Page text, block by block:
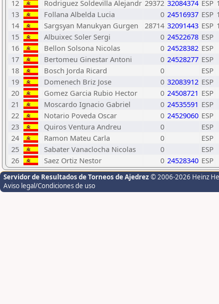
12
Rodriguez Soldevilla Alejandr 29372 32084374 ESP
13
Follana Albelda Lucia 0 24516937 ESP
14
Sargsyan Manukyan Gurgen 28714 32091443 ESP
15
Albuixec Soler Sergi 0 24522678 ESP
16
Bellon Solsona Nicolas 0 24528382 ESP
17
Bertomeu Ginestar Antoni 0 24528277 ESP
18
Bosch Jorda Ricard 0
ESP
19
Domenech Briz Jose 0 32083912 ESP
20
Gomez Garcia Rubio Hector 0 24508721 ESP
21
Moscardo Ignacio Gabriel 0 24535591 ESP
22
Notario Poveda Oscar 0 24529060 ESP
23
Quiros Ventura Andreu 0
ESP
24
Ramon Mateu Carla 0
ESP
25
Sabater Vanaclocha Nicolas 0
ESP
26
Saez Ortiz Nestor 0 24528340 ESP
Servidor de Resultados de Torneos de Ajedrez © 2006-2026 Heinz
Aviso legal/Condiciones de uso